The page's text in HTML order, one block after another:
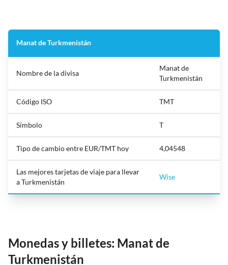
Manat de Turkmenistán
Nombre de la divisa
Manat de
Turkmenistán
Código ISO TMT
Símbolo T
Tipo de cambio entre EUR/TMT hoy 4,04548
Las mejores tarjetas de viaje para llevar
a Turkmenistán
Wise
Monedas y billetes: Manat de
Turkmenistán